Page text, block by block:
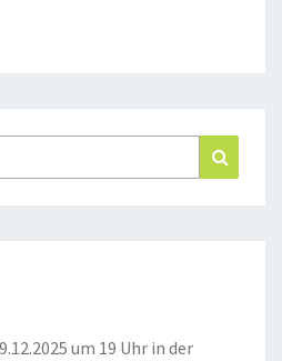
um 19 Uhr in der